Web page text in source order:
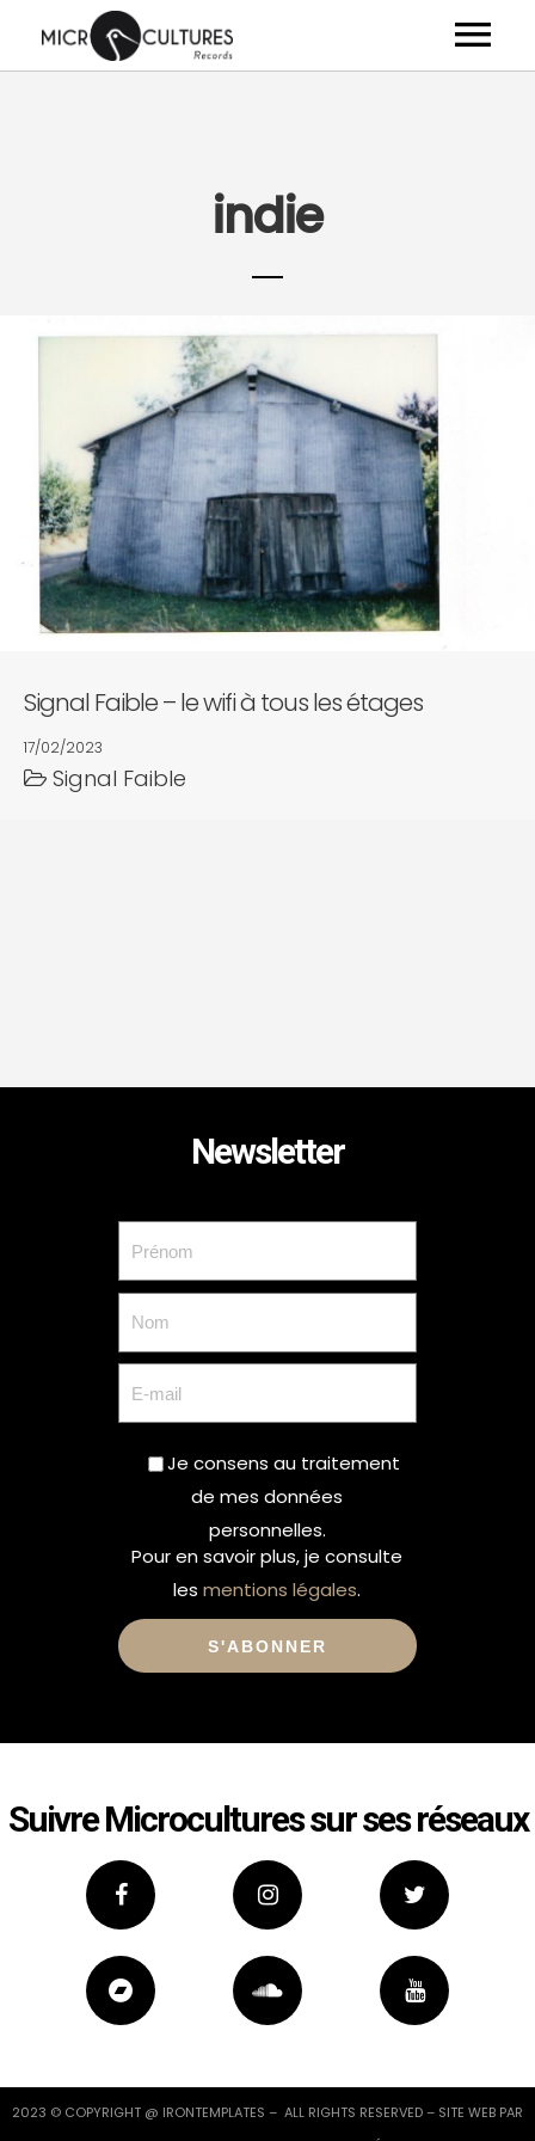
VIDÉOS
SHOP
À PROPOS
indie
Signal Faible – le wifi à tous les étages
17/02/2023
Signal Faible
Newsletter
Je consens au traitement
de mes données
personnelles.
Pour en savoir plus, je consulte
lesmentions légales.
Suivre Microcultures sur ses réseaux
2023 © COPYRIGHT @ IRONTEMPLATES – ALL RIGHTS RESERVED – SITE WEB PAR